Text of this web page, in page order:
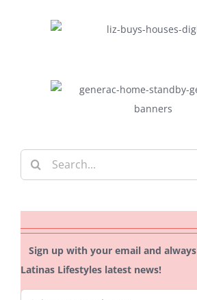
Search
for:
Sign up with your email and
Latinas Lifestyles latest news!